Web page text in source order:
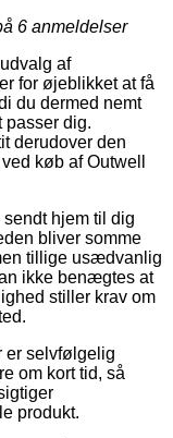
6 anmeldelser
af
for øjeblikket at få
du dermed nemt
passer dig.
derudover den
køb af Outwell
hjem til dig
bliver somme
tillige usædvanlig
ikke benægtes at
stiller krav om
er selvfølgelig
om kort tid, så
produkt.